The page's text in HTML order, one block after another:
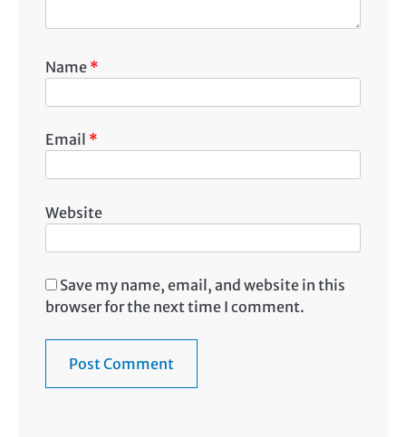
Name *
Email *
Website
Save my name, email, and website in this
browser for the next time I comment.